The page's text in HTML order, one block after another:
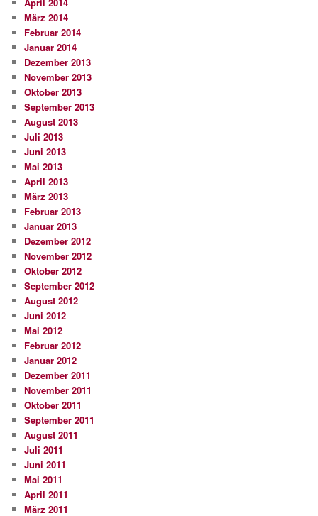
April 2014
März 2014
Februar 2014
Januar 2014
Dezember 2013
November 2013
Oktober 2013
September 2013
August 2013
Juli 2013
Juni 2013
Mai 2013
April 2013
März 2013
Februar 2013
Januar 2013
Dezember 2012
November 2012
Oktober 2012
September 2012
August 2012
Juni 2012
Mai 2012
Februar 2012
Januar 2012
Dezember 2011
November 2011
Oktober 2011
September 2011
August 2011
Juli 2011
Juni 2011
Mai 2011
April 2011
März 2011